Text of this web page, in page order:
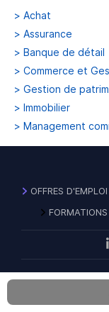
> Achat
> Assurance
> Banque de détail
> Commerce et
> Gestion de
> Immobilier
> Management
OFFRES D'EMPLOI
FORMATIONS